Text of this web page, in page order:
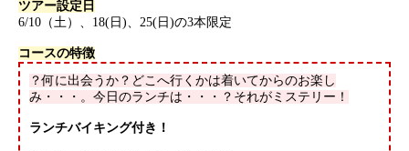
ツアー設定日
6/10（土）、18(日)、25(日)の3本限定
コースの特徴
？何に出会うか？どこへ行くかは着いてからのお楽し
み・・・。今日のランチは・・・？それがミステリー！
ランチバイキング付き！